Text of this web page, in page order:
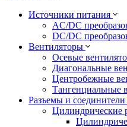
Источники питания
AC/DC
DC/DC
Вентиляторы
Осевые
Диагональные
Центробежные
Тангенциальные
Разъемы и соединители
Цилиндрические